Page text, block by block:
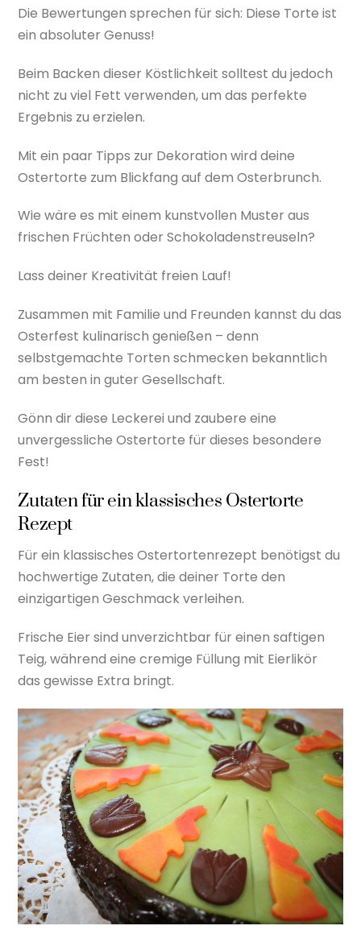
Die Bewertungen sprechen für sich: Diese Torte ist
ein absoluter Genuss!
Beim Backen dieser Köstlichkeit solltest du jedoch
nicht zu viel Fett verwenden, um das perfekte
Ergebnis zu erzielen.
Mit ein paar Tipps zur Dekoration wird deine
Ostertorte zum Blickfang auf dem Osterbrunch.
Wie wäre es mit einem kunstvollen Muster aus
frischen Früchten oder Schokoladenstreuseln?
Lass deiner Kreativität freien Lauf!
Zusammen mit Familie und Freunden kannst du das
Osterfest kulinarisch genießen – denn
selbstgemachte Torten schmecken bekanntlich
am besten in guter Gesellschaft.
Gönn dir diese Leckerei und zaubere eine
unvergessliche Ostertorte für dieses besondere
Fest!
Zutaten für ein klassisches Ostertorte
Rezept
Für ein klassisches Ostertortenrezept benötigst du
hochwertige Zutaten, die deiner Torte den
einzigartigen Geschmack verleihen.
Frische Eier sind unverzichtbar für einen saftigen
Teig, während eine cremige Füllung mit Eierlikör
das gewisse Extra bringt.